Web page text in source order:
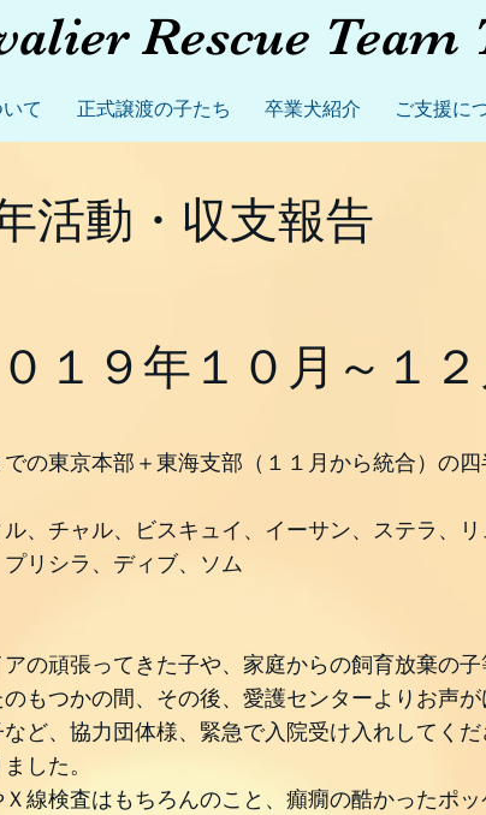
Rescue Team
て 正式譲渡の子たち 卒業犬紹介 ご支援に
活動・収支報告
１９年１０月～１
の東京本部＋東海支部（１１月から統合）の四
、チャル、ビスキュイ、イーサン、ステラ、
リシラ、ディブ、ソム
の頑張ってきた子や、家庭からの飼育放棄の
もつかの間、その後、愛護センターよりお声
ど、協力団体様、緊急で入院受け入れしてく
した。
線検査はもちろんのこと、癲癇の酷かったポ